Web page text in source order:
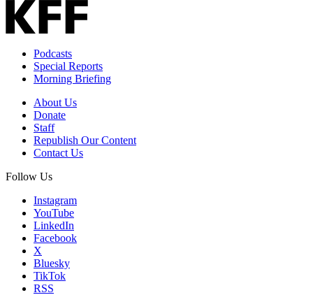
Podcasts
Special Reports
Morning Briefing
About Us
Donate
Staff
Republish Our Content
Contact Us
Follow Us
Instagram
YouTube
LinkedIn
Facebook
X
Bluesky
TikTok
RSS